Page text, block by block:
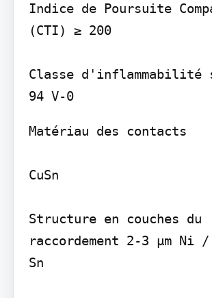
Indice de Poursuite
(CTI) ≥ 200
Classe d'inflammabilité
94 V-0
Matériau des contacts
CuSn
Structure en couches du
raccordement 2-3 µm Ni
Sn